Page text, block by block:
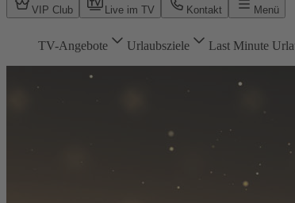
VIP Club Live im TV Kontakt Menü
TV-Angebote Urlaubsziele Last Minute